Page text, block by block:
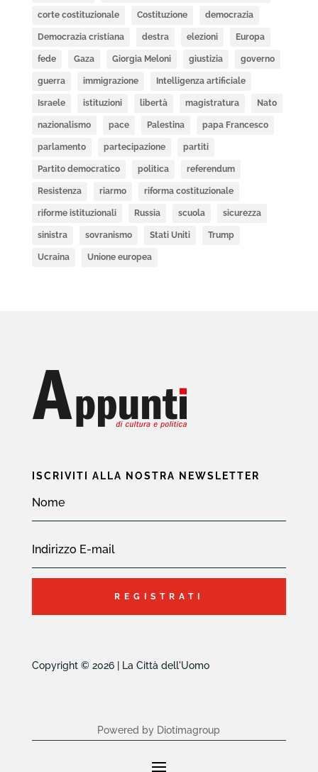
corte costituzionale Costituzione democrazia
Democrazia cristiana destra elezioni Europa
fede Gaza Giorgia Meloni giustizia governo
guerra immigrazione Intelligenza artificiale
Israele istituzioni libertà magistratura Nato
nazionalismo pace Palestina papa Francesco
parlamento partecipazione partiti
Partito democratico politica referendum
Resistenza riarmo riforma costituzionale
riforme istituzionali Russia scuola sicurezza
sinistra sovranismo Stati Uniti Trump
Ucraina Unione europea
ISCRIVITI ALLA NOSTRA NEWSLETTER
REGISTRATI
Copyright © 2026 | La Città dell'Uomo
Powered by Diotimagroup